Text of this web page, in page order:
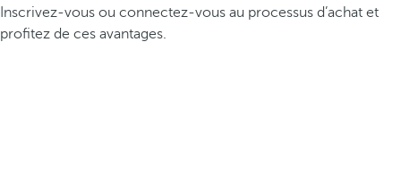
Inscrivez-vous ou connectez-vous au processus d’achat et
profitez de ces avantages.